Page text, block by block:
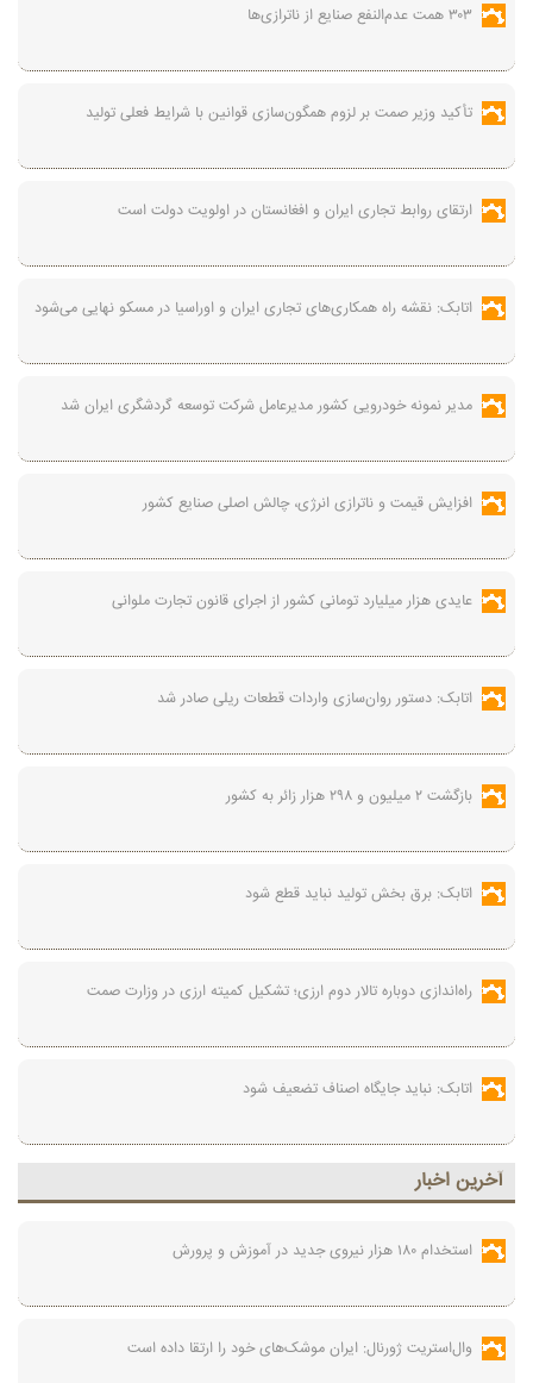
۳۰۳ همت عدم‌النفع صنایع از ناترازی‌ها
تأکید وزیر صمت بر لزوم همگون‌سازی قوانین با شرایط فعلی تولید
ارتقای روابط تجاری ایران و افغانستان در اولویت دولت است
اتابک: نقشه راه همکاری‌های تجاری ایران و اوراسیا در مسکو نهایی می‌شود
مدیر نمونه خودرویی کشور مدیرعامل شرکت توسعه گردشگری ایران شد
افزایش قیمت و ناترازی انرژی، چالش اصلی صنایع کشور
عایدی هزار میلیارد تومانی کشور از اجرای قانون تجارت ملوانی
اتابک: دستور روان‌سازی واردات قطعات ریلی صادر شد
بازگشت ۲ میلیون و ۲۹۸ هزار زائر به کشور
اتابک: برق بخش تولید نباید قطع شود
راه‌اندازی دوباره تالار دوم ارزی؛ تشکیل کمیته ارزی در وزارت صمت
اتابک: نباید جایگاه اصناف تضعیف شود
آخرين اخبار
استخدام ۱۸۰ هزار نیروی جدید در آموزش‌ و پرورش
وال‌استریت ژورنال: ایران موشک‌های خود را ارتقا داده است